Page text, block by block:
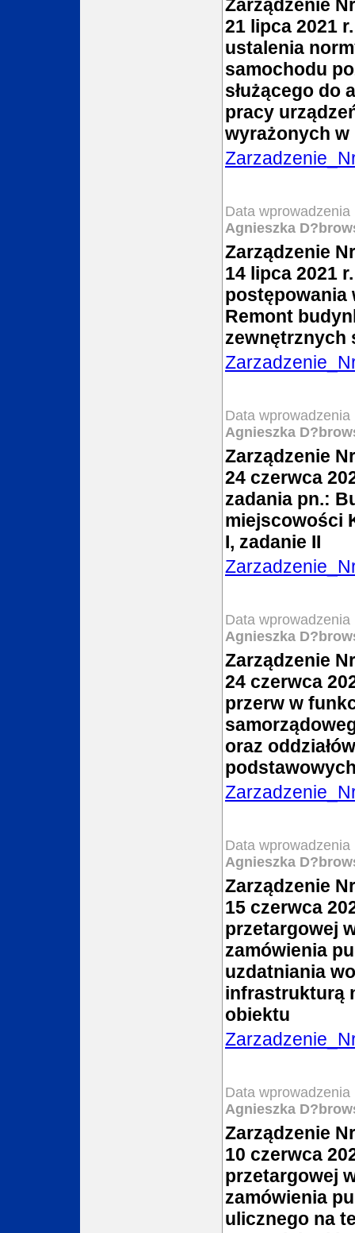
Zarządzenie
21 lipca 2021
ustalenia
samochodu
służącego do
pracy
wyrażonych w
Data
Agnieszka
Zarządzenie
14 lipca 2021
postępowania
Remont
zewnętrznych
Data
Agnieszka
Zarządzenie
24 czerwca
zadania pn.:
miejscowości
I, zadanie II
Data
Agnieszka
Zarządzenie
24 czerwca
przerw w
oraz
Data
Agnieszka
Zarządzenie
15 czerwca
przetargowej
zamówienia
uzdatniania
infrastrukturą
obiektu
Data
Agnieszka
Zarządzenie
10 czerwca
przetargowej
zamówienia
ulicznego na